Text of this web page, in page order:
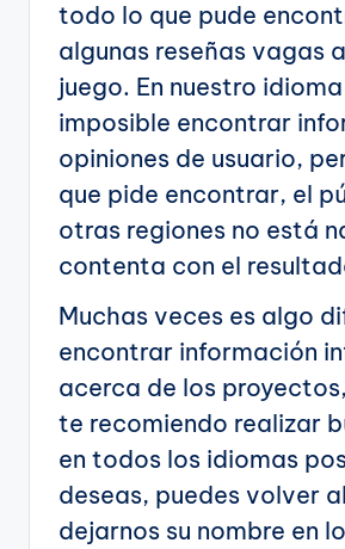
todo lo que pude
algunas reseñas vagas
juego. En nuestro
imposible encontrar
opiniones de usuario,
que pide encontrar, el
otras regiones no está
contenta con el
Muchas veces es algo
encontrar información
acerca de los
te recomiendo realizar
en todos los idiomas
deseas, puedes volver
dejarnos su nombre en